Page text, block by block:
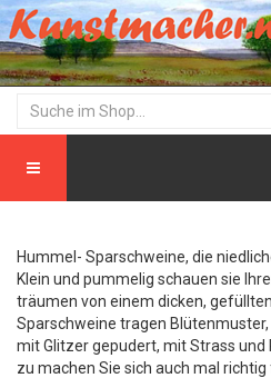
Hummel- Sparschweine, die
Klein und pummelig schauen sie
träumen von einem dicken,
Sparschweine tragen
mit Glitzer gepudert, mit Strass und
zu machen Sie sich auch mal